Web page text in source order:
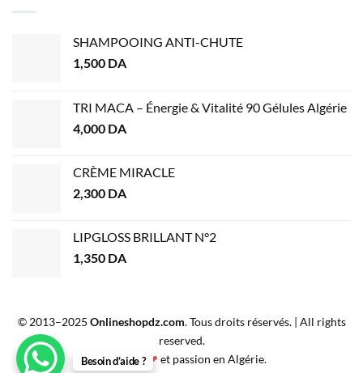
SHAMPOOING ANTI-CHUTE
1,500 DA
TRI MACA – Énergie & Vitalité 90 Gélules Algérie
4,000 DA
CRÈME MIRACLE
2,300 DA
LIPGLOSS BRILLANT N°2
1,350 DA
© 2013–2025 Onlineshopdz.com. Tous droits réservés. | All rights
reserved.
Créé avec ❤ et passion en Algérie.
Besoin d’aide ?